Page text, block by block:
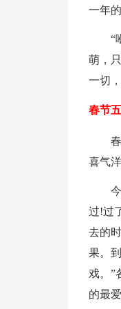
一年
“
萌，
一切
春节
喜气
过!过
去的
果。
戏。”
的最